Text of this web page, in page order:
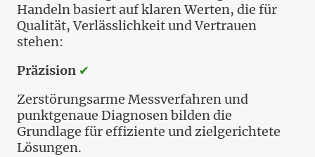
Handeln basiert auf klaren Werten, die für
Qualität, Verlässlichkeit und Vertrauen
stehen:
Präzision ✔
Zerstörungsarme Messverfahren und
punktgenaue Diagnosen bilden die
Grundlage für effiziente und zielgerichtete
Lösungen.